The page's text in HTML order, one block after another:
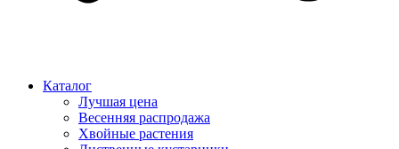
Каталог
Лучшая цена
Весенняя распродажа
Хвойные растения